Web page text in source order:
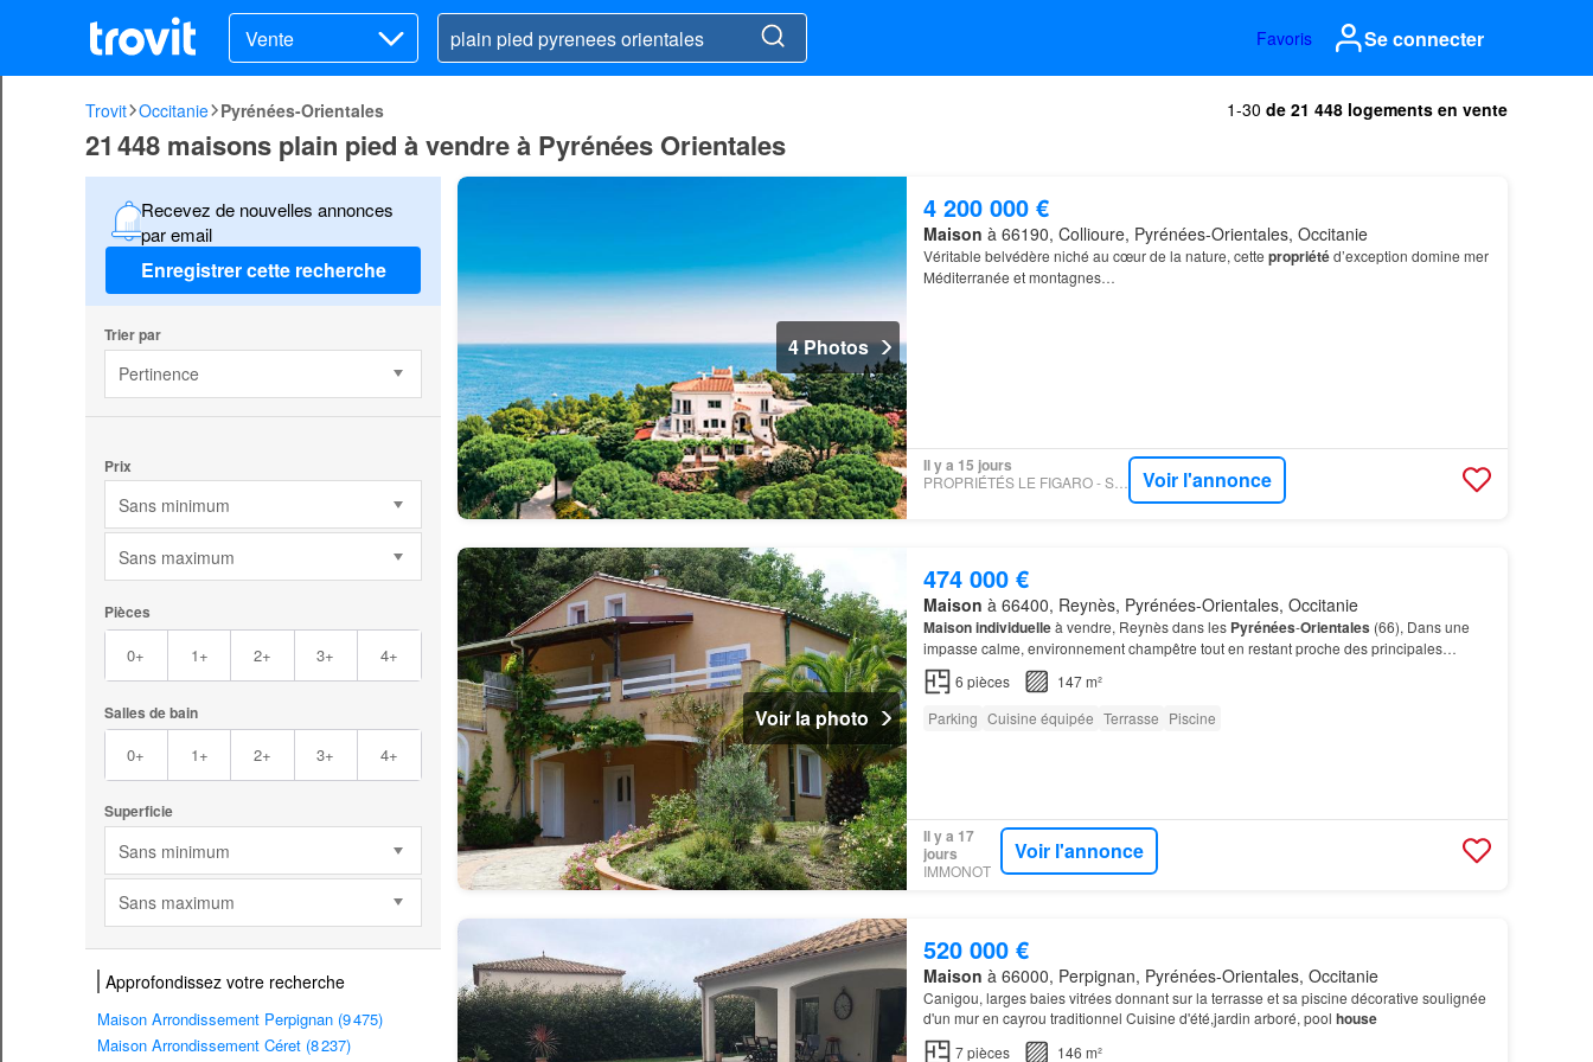
Vente Favoris Se connecter
Trovit Occitanie Pyrénées-Orientales 1-30 de 21 448 logements en vente
21 448 maisons plain pied à vendre à Pyrénées Orientales
Recevez de nouvelles annonces
par email
Enregistrer cette recherche
Trier par
Pertinence
Prix
Sans minimum
Sans maximum
Pièces
0+ 1+ 2+ 3+ 4+
Salles de bain
0+ 1+ 2+ 3+ 4+
Superficie
Sans minimum
Sans maximum
Approfondissez votre recherche
Maison Arrondissement Perpignan (9 475)
Maison Arrondissement Céret (8 237)
4 Photos
4 200 000 €
Maison à 66190, Collioure, Pyrénées-Orientales, Occitanie
Véritable belvédère niché au cœur de la nature, cette propriétéd’exception domine mer
Méditerranée et montagnes…
Il y a 15 jours
PROPRIÉTÉS LE FIGARO - SQUARE HABITAT 66 Voir l'annonce
Voir la photo
474 000 €
Maison à 66400, Reynès, Pyrénées-Orientales, Occitanie
Maison individuelleà vendre, Reynès dans les Pyrénées-Orientales (66), Dans une
impasse calme, environnement champêtre tout en restant proche des principales
Maison construite au cours de l'année 2000, sur une parcelle d'une…
6 pièces
147 m²
Parking Cuisine équipée Terrasse Piscine
Il y a 17
jours
IMMONOT
Voir l'annonce
520 000 €
Maison à 66000, Perpignan, Pyrénées-Orientales, Occitanie
Canigou, larges baies vitrées donnant sur la terrasse et sa piscine décorative soulignée
d'un mur en cayrou traditionnel Cuisine d'été,jardin arboré, pool house
7pièces
146 m²